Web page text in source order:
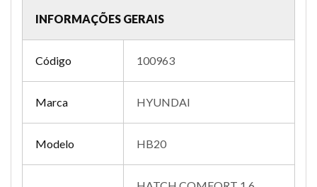
INFORMAÇÕES GERAIS
Código 100963
Marca HYUNDAI
Modelo HB20